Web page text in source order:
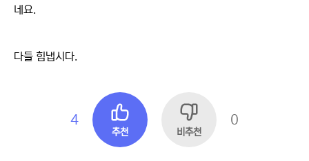
네요.
다들 힘냅시다.
4
추천 비추천
0